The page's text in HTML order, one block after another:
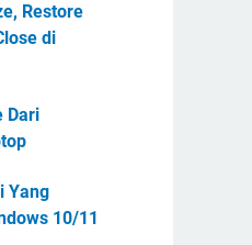
Restore
di
Dari
Yang
10/11